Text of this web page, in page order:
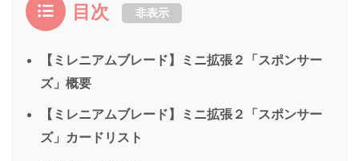
目次 非表示
【ミレニアムブレード】ミニ拡張２「スポンサー
ズ」概要
【ミレニアムブレード】ミニ拡張２「スポンサー
ズ」カードリスト